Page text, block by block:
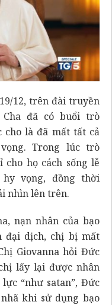
12, trên đài truyền
Cha đã có buổi trò
cho là đã mất tất cả
Trong lúc trò
cho họ cách sống lễ
vọng, đồng thời
nhìn lên trên.
nạn nhân của bạo
đại dịch, chị bị mất
Giovanna hỏi Đức
lấy lại được nhân
“như satan”, Đức
khi sử dụng bạo